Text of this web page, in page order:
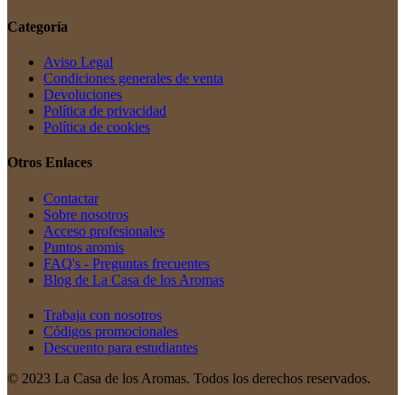
Categoría
Aviso Legal
Condiciones generales de venta
Devoluciones
Política de privacidad
Política de cookies
Otros Enlaces
Contactar
Sobre nosotros
Acceso profesionales
Puntos aromis
FAQ's - Preguntas frecuentes
Blog de La Casa de los Aromas
Trabaja con nosotros
Códigos promocionales
Descuento para estudiantes
© 2023 La Casa de los Aromas. Todos los derechos reservados.